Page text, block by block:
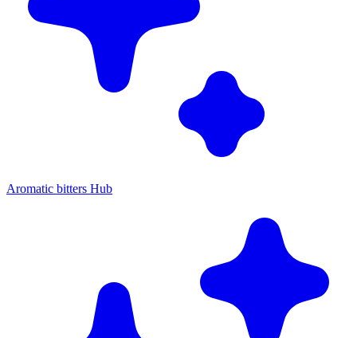
Aromatic bitters Hub